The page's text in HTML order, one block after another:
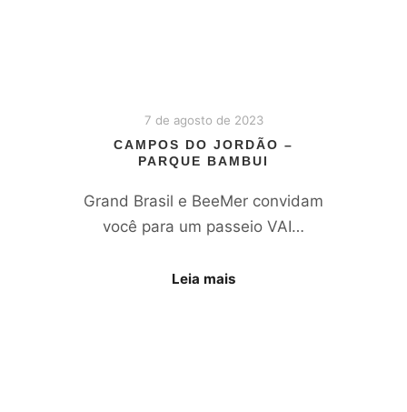
7 de agosto de 2023
CAMPOS DO JORDÃO –
PARQUE BAMBUI
Grand Brasil e BeeMer convidam
você para um passeio VAI…
Leia mais